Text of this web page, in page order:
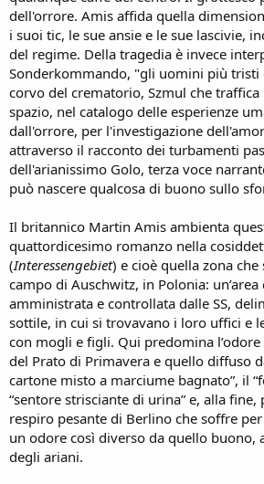
dell'orrore. Amis affida quella
i suoi tic, le sue ansie e le sue lascivie,
del regime. Della tragedia è invece
Sonderkommando, "gli uomini più tristi
corvo del crematorio, Szmul che traffica
spazio, nel catalogo delle esperienze
dall'orrore, per l'investigazione
attraverso il racconto dei turbamenti
dell'arianissimo Golo, terza voce
può nascere qualcosa di buono sullo
Il britannico Martin Amis ambienta
quattordicesimo romanzo nella
(Interessengebiet) e cioè quella zona
campo di Auschwitz, in Polonia:
amministrata e controllata dalle SS,
sottile, in cui si trovavano i loro uffici e
con mogli e figli. Qui predomina
del Prato di Primavera e quello diffuso
cartone misto a marciume bagnato”, il
“sentore strisciante di urina” e, alla
respiro pesante di Berlino che soffre
un odore così diverso da quello buono,
degli ariani.